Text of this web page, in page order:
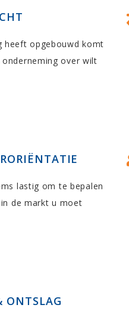
heeft opgebouwd komt
over wilt
lastig om te bepalen
de markt u moet
ONTSLAG